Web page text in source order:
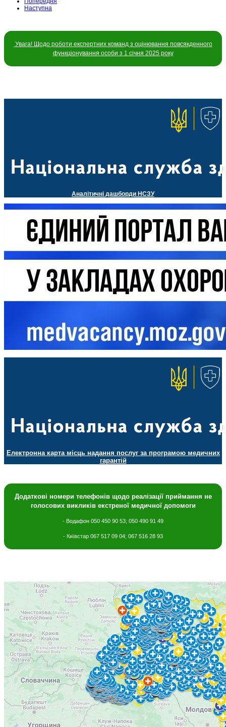
Наступна
Увага! Щодо роботи експертних команд з оцінювання повсякденного
функціонування особи з 1 січня 2025 року
Аналітичні дашборди НСЗУ
Електронна карта місць надання послуг за програмою медичних
гарантій
Додаткові номери телефонів щодо реалізації приймання не
голосових викликів екстреної медичної допомоги
- Водафон 050 450 90 53; 050 490 91 49
- Київстар 067 517 09 04; 067 516 28 93